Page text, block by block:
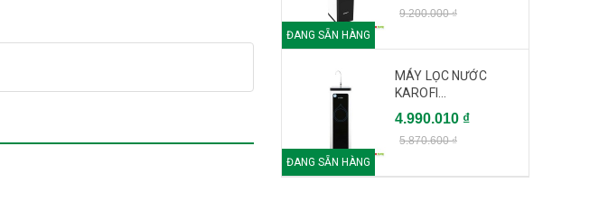
với 7 cấp lọc, đăc biệt là
ĐANG SẴN HÀNG
9.200.000 ₫
ĐANG SẴN HÀNG
MÁY LỌC NƯỚC
KAROFI...
4.990.010 ₫
5.870.600 ₫